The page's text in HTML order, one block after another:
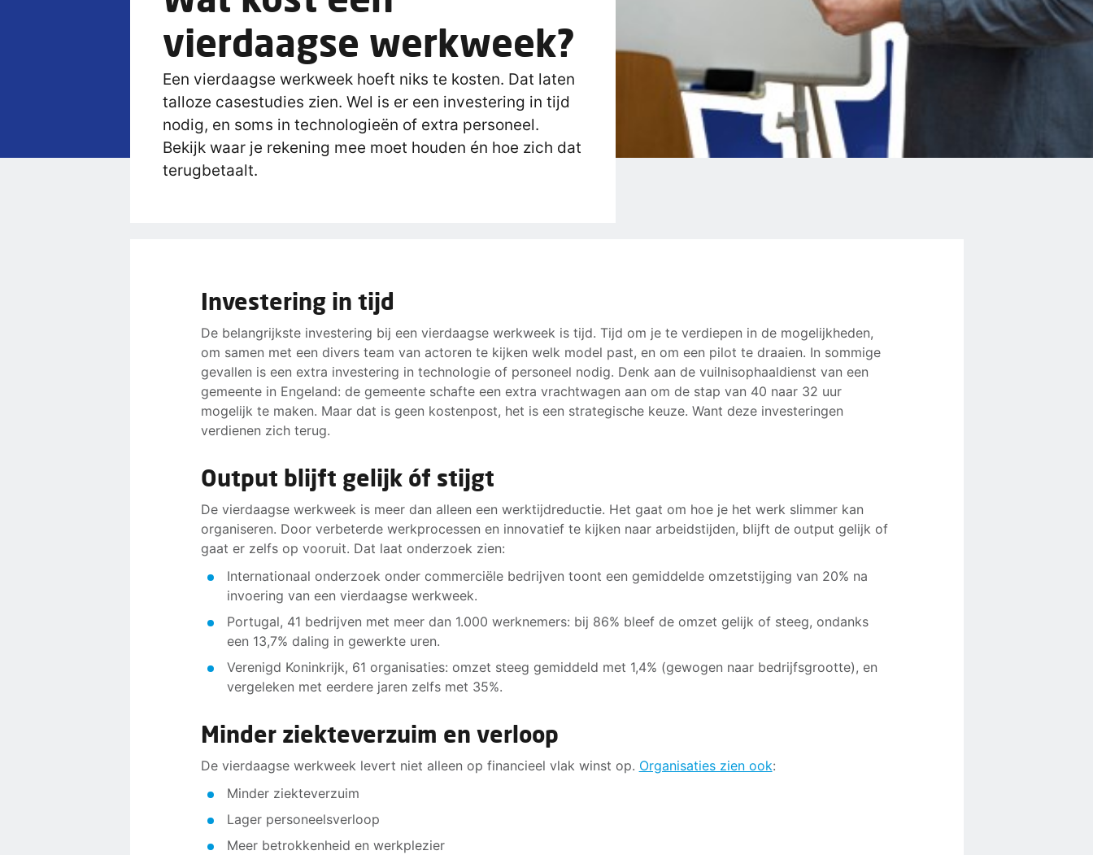
vierdaagse werkweek?
Een vierdaagse werkweek hoeft niks te kosten. Dat laten
talloze casestudies zien. Wel is er een investering in tijd
nodig, en soms in technologieën of extra personeel.
Bekijk waar je rekening mee moet houden én hoe zich dat
terugbetaalt.
Investering in tijd
De belangrijkste investering bij een vierdaagse werkweek is tijd. Tijd om je te verdiepen in de mogelijkheden,
om samen met een divers team van actoren te kijken welk model past, en om een pilot te draaien. In sommige
gevallen is een extra investering in technologie of personeel nodig. Denk aan de vuilnisophaaldienst van een
gemeente in Engeland: de gemeente schafte een extra vrachtwagen aan om de stap van 40 naar 32 uur
mogelijk te maken. Maar dat is geen kostenpost, het is een strategische keuze. Want deze investeringen
verdienen zich terug.
Output blijft gelijk óf stijgt
De vierdaagse werkweek is meer dan alleen een werktijdreductie. Het gaat om hoe je het werk slimmer kan
organiseren. Door verbeterde werkprocessen en innovatief te kijken naar arbeidstijden, blijft de output gelijk of
gaat er zelfs op vooruit. Dat laat onderzoek zien:
Internationaal onderzoek onder commerciële bedrijven toont een gemiddelde omzetstijging van 20% na
invoering van een vierdaagse werkweek.
Portugal, 41 bedrijven met meer dan 1.000 werknemers: bij 86% bleef de omzet gelijk of steeg, ondanks
een 13,7% daling in gewerkte uren.
Verenigd Koninkrijk, 61 organisaties: omzet steeg gemiddeld met 1,4% (gewogen naar bedrijfsgrootte), en
vergeleken met eerdere jaren zelfs met 35%.
Minder ziekteverzuim en verloop
De vierdaagse werkweek levert niet alleen op financieel vlak winst op. Organisaties zien ook:
Minder ziekteverzuim
Lager personeelsverloop
Meer betrokkenheid en werkplezier